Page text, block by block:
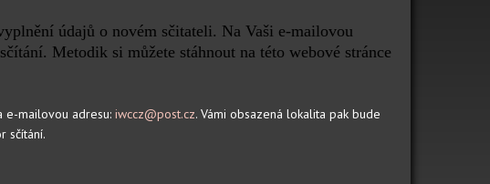
údajů o novém sčitateli. Na Vaši e-mailovou
Metodik si můžete stáhnout na této webové stránce
e-mailovou adresu: iwccz@post.cz. Vámi obsazená lokalita pak bude
sčítání.